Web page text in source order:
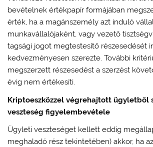
bevételnek értékpapír formájában
érték, ha a magánszemély azt induló
munkavállalójaként, vagy vezető
tagsági jogot megtestesítő részesedését
kedvezményesen szerezte. További
megszerzett részesedést a szerzést
évig nem értékesíti.
Kriptoeszközzel végrehajtott ügyletből
veszteség figyelembevétele
Ügyleti veszteséget kellett eddig
meghaladó rész tekintetében) akkor, ha